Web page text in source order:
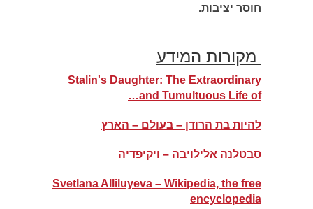
חוסר יציבות.
מקורות המידע
Stalin's Daughter: The Extraordinary
and Tumultuous Life of…
להיות בת הרודן – בעולם – הארץ
סבטלנה אלילויבה – ויקיפדיה
Svetlana Alliluyeva – Wikipedia, the free
encyclopedia